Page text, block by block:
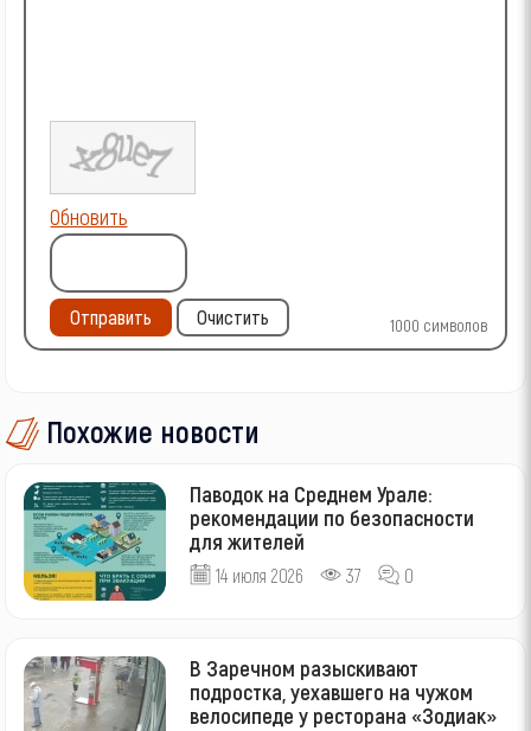
1000 символов
Обновить
Отправить Очистить
Похожие новости
Паводок на Среднем Урале:
рекомендации по безопасности
для жителей
14 июля 2026 37 0
В Заречном разыскивают
подростка, уехавшего на чужом
велосипеде у ресторана «Зодиак»